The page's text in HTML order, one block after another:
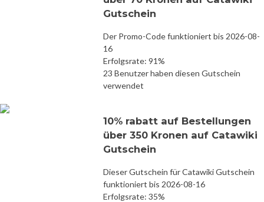
Gutschein
Der Promo-Code funktioniert bis 2026-08-
16
Erfolgsrate: 91%
23 Benutzer haben diesen Gutschein
verwendet
10% rabatt auf Bestellungen
über 350 Kronen auf Catawiki
Gutschein
Dieser Gutschein für Catawiki Gutschein
funktioniert bis 2026-08-16
Erfolgsrate: 35%